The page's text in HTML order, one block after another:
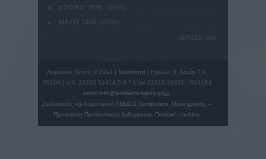
ΙΟΥΝΙΟΣ 2026
ΜΑΙΟΣ 2026
ΠΕΡΙΣΣΟΤΕΡΑ
Λαμιακός Τύπος © 2014 | Ταυτότητα | Ηρώων 3, Λαμία Τ.Κ.
35100 | τηλ. 22310 51414-5-6-7 | fax 22310 29331 - 51418 |
email info@lamiakos-typos.gr(link sends e-mail)
Σχεδιασμός και δημιουργία ΓΝΩΣΙΣ Computers Όροι χρήσης –
Προστασία Προσωπικών Δεδομένων, Πολιτική cookies.